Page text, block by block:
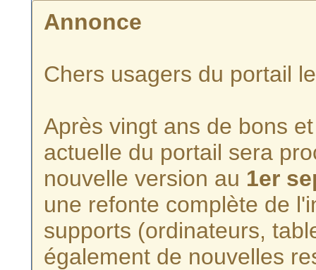
Annonce
Chers usagers du portail
Après vingt ans de bons
actuelle du portail sera
nouvelle version au 1er
une refonte complète de
supports (ordinateurs,
également de nouvelles